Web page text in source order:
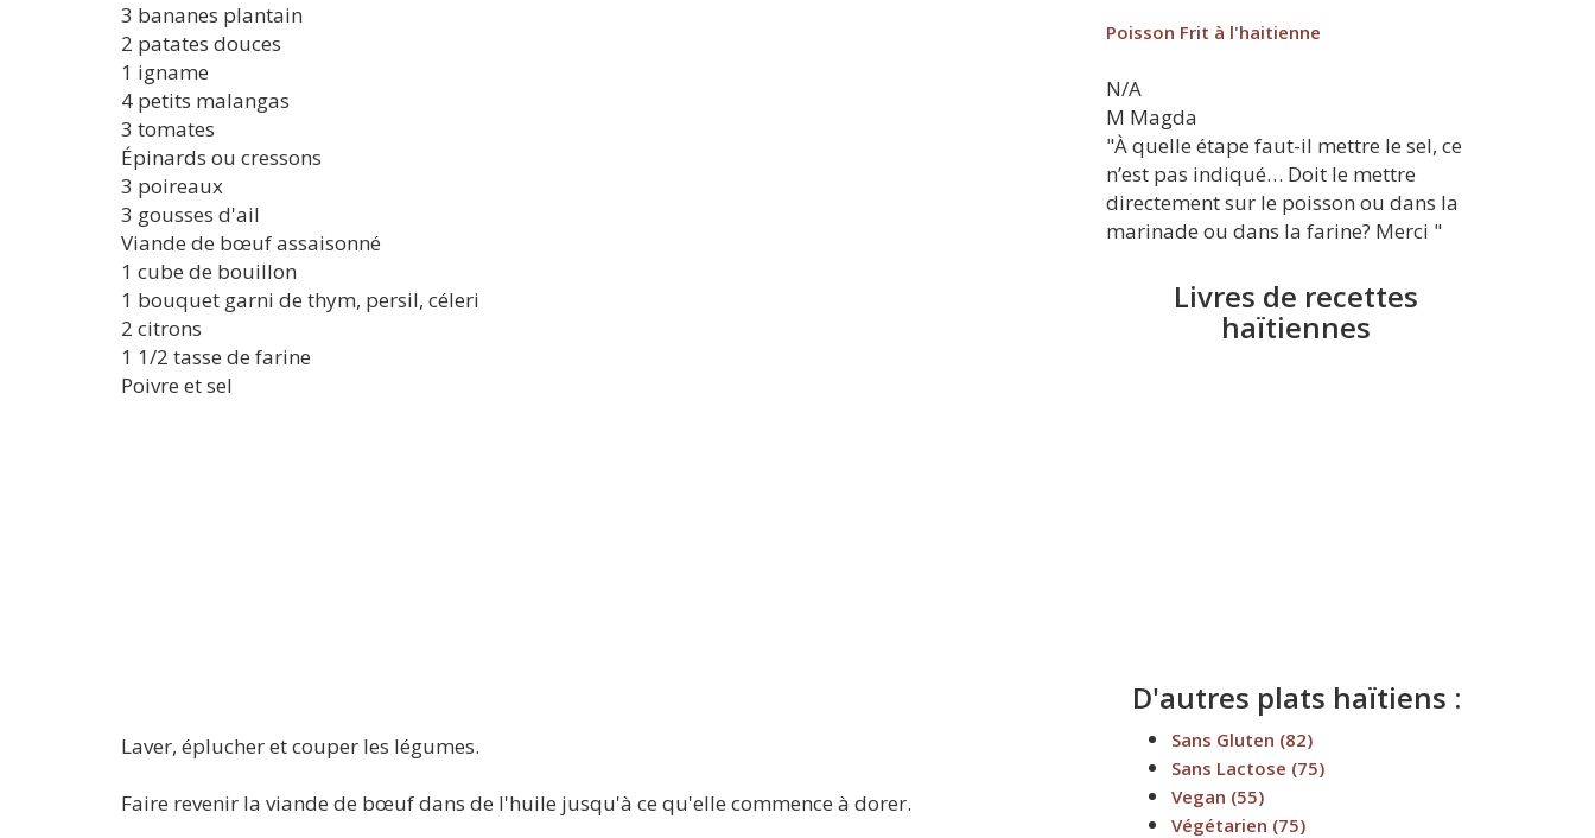
3 bananes plantain
2 patates douces
1 igname
4 petits malangas
3 tomates
Épinards ou cressons
3 poireaux
3 gousses d'ail
Viande de bœuf assaisonné
1 cube de bouillon
1 bouquet garni de thym, persil, céleri
2 citrons
1 1/2 tasse de farine
Poivre et sel
Laver, éplucher et couper les légumes.
Faire revenir la viande de bœuf dans de l'huile jusqu'à ce qu'elle commence à dorer.
Poisson Frit à l'haitienne
N/A
M Magda
"À quelle étape faut-il mettre le sel, ce
n’est pas indiqué… Doit le mettre
directement sur le poisson ou dans la
marinade ou dans la farine? Merci "
Livres de recettes
haïtiennes
D'autres plats haïtiens :
Sans Gluten (82)
Sans Lactose (75)
Vegan (55)
Végétarien (75)